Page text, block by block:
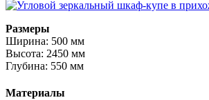
Размеры
Ширина: 500 мм
Высота: 2450 мм
Глубина: 550 мм
Материалы